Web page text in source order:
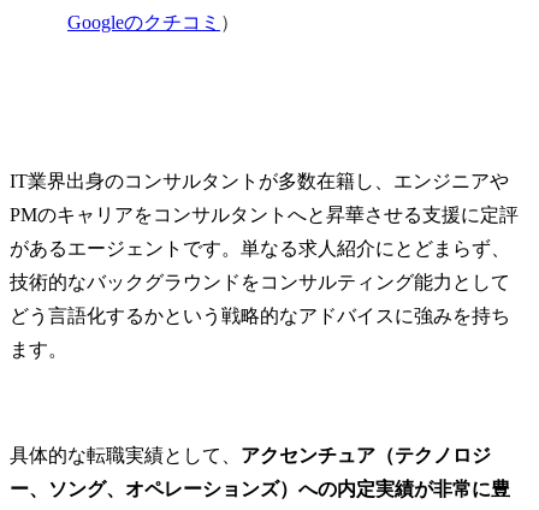
Googleのクチコミ ）
IT業界出身のコンサルタントが多数在籍し、エンジニアや
PMのキャリアをコンサルタントへと昇華させる支援に定評
があるエージェントです。単なる求人紹介にとどまらず、
技術的なバックグラウンドをコンサルティング能力として
どう言語化するかという戦略的なアドバイスに強みを持ち
ます。
具体的な転職実績として、 アクセンチュア（テクノロジ
ー、ソング、オペレーションズ）への内定実績が非常に豊